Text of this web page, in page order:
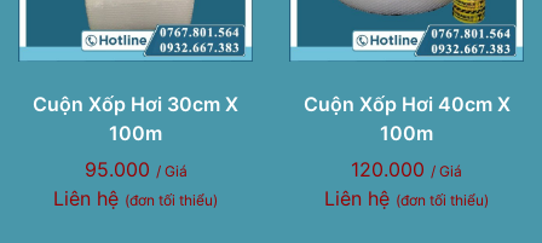
Cuộn Xốp Hơi 30cm X
100m
95.000 / Giá
Liên hệ (đơn tối thiểu)
Cuộn Xốp Hơi 40cm X
100m
120.000 / Giá
Liên hệ (đơn tối thiểu)